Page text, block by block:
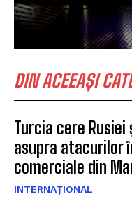
DIN ACEEAȘI
Turcia cere
asupra atacurilor
comerciale din
INTERNAȚIONAL